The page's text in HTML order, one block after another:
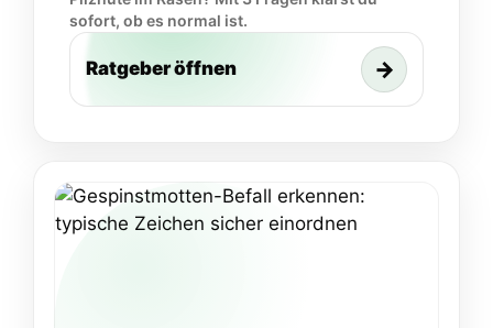
sofort, ob es normal ist.
Ratgeber öffnen →